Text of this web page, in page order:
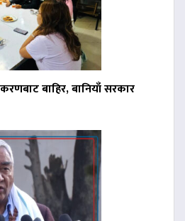
बाहिर, बानियाँ सरकार